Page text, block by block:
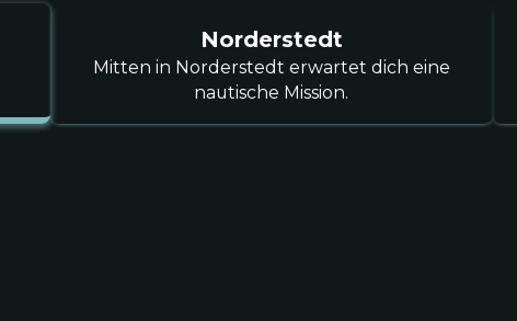
Norderstedt
Mitten in Norderstedt erwartet dich eine
nautische Mission.